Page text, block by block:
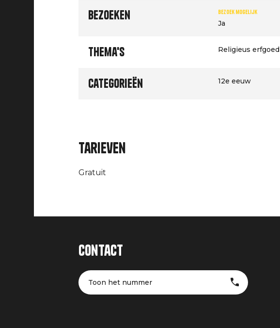
Bezoeken Bezoek mogelijk
Ja
Thema's Religieus erfgoed
Categorieën 12e eeuw
Tarieven
Gratuit
Contact
Toon het nummer